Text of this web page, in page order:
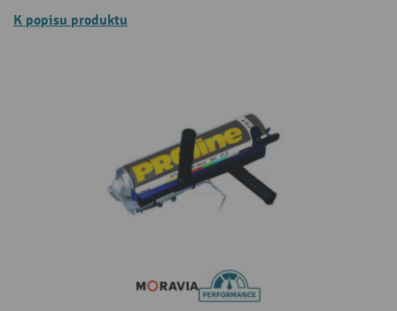
K popisu produktu